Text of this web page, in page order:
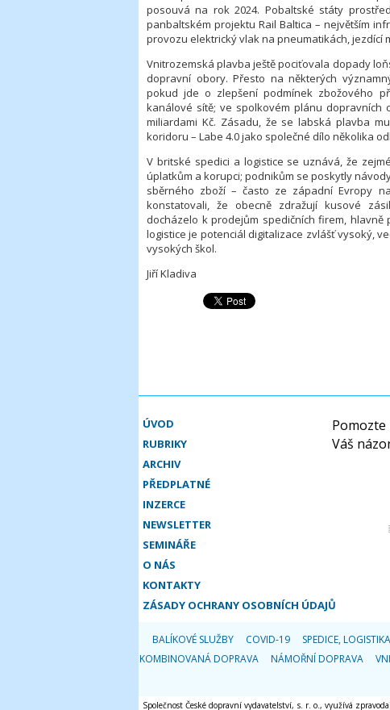
posouvá na rok 2024. Pobaltské státy
panbaltském projektu Rail Baltica – největším
provozu elektrický vlak na pneumatikách, jezdící
Vnitrozemská plavba ještě pociťovala dopady
dopravní obory. Přesto na některých
pokud jde o zlepšení podmínek zbožového
kanálové sítě; ve spolkovém plánu
miliardami Kč. Zásadu, že se labská plavba
koridoru – Labe 4.0 jako společné dílo několika
V britské spedici a logistice se uznává, že
úplatkům a korupci; podnikům se poskytly
sběrného zboží – často ze západní Evropy
konstatovali, že obecně zdražují kusové
docházelo k prodejům spedičních firem,
logistice je potenciál digitalizace zvlášť vysoký,
vysokých škol.
Jiří Kladiva
ÚVOD
RUBRIKY
ARCHIV
PŘEDPLATNÉ
INZERCE
NEWSLETTER
SEMINÁŘE
O NÁS
KONTAKTY
ZÁSADY OCHRANY OSOBNÍCH ÚDAJŮ
Váš
BALÍKOVÉ SLUŽBY COVID-19 SPEDICE, LOGISTIKA
KOMBINOVANÁ DOPRAVA
NÁMOŘNÍ DOPRAVA
Společnost České dopravní vydavatelství, s. r. o., využívá